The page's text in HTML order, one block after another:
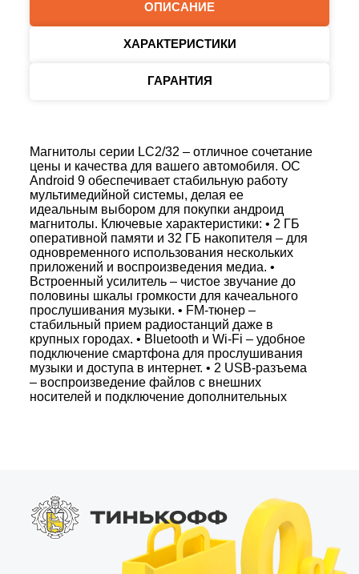
ОПИСАНИЕ
ХАРАКТЕРИСТИКИ
ГАРАНТИЯ
Магнитолы серии LC2/32 – отличное сочетание
цены и качества для вашего автомобиля. ОС
Android 9 обеспечивает стабильную работу
мультимедийной системы, делая ее
идеальным выбором для покупки андроид
магнитолы. Ключевые характеристики: • 2 ГБ
оперативной памяти и 32 ГБ накопителя – для
одновременного использования нескольких
приложений и воспроизведения медиа. •
Встроенный усилитель – чистое звучание до
половины шкалы громкости для качеального
прослушивания музыки. • FM-тюнер –
стабильный прием радиостанций даже в
крупных городах. • Bluetooth и Wi-Fi – удобное
подключение смартфона для прослушивания
музыки и доступа в интернет. • 2 USB-разъема
– воспроизведение файлов с внешних
носителей и подключение дополнительных